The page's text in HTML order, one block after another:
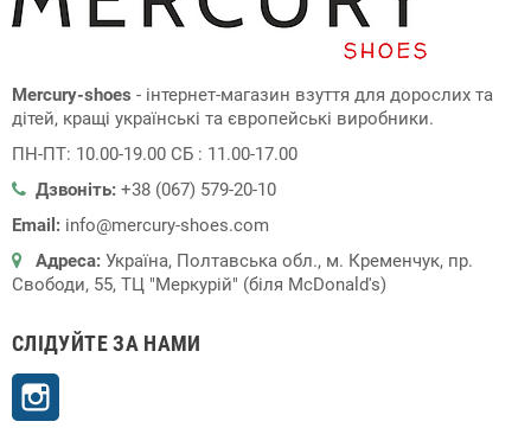
Mercury-shoes - інтернет-магазин взуття для дорослих та
дітей, кращі українські та європейські виробники.
ПН-ПТ: 10.00-19.00 СБ : 11.00-17.00
Дзвоніть: +38 (067) 579-20-10
Email: info@mercury-shoes.com
Адреса: Україна, Полтавська обл., м. Кременчук, пр.
Свободи, 55, ТЦ "Меркурій" (біля McDonald's)
СЛІДУЙТЕ ЗА НАМИ